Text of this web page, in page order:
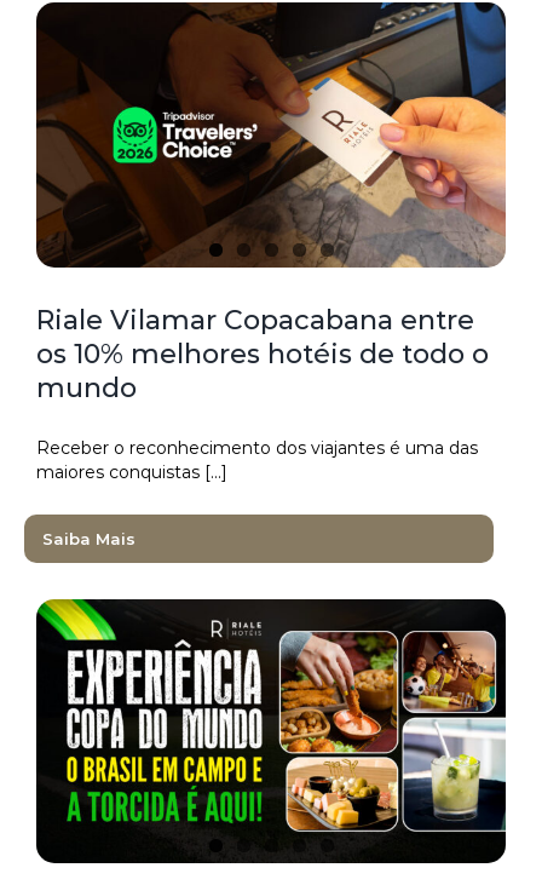
Riale Vilamar Copacabana entre
os 10% melhores hotéis de todo o
mundo
Receber o reconhecimento dos viajantes é uma das
maiores conquistas [...]
Saiba Mais